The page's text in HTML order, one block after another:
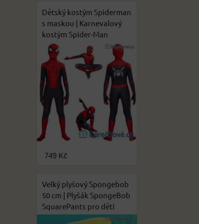
Dětský kostým Spiderman
s maskou | Karnevalový
kostým Spider-Man
749 Kč
Velký plyšový Spongebob
50 cm | Plyšák SpongeBob
SquarePants pro děti